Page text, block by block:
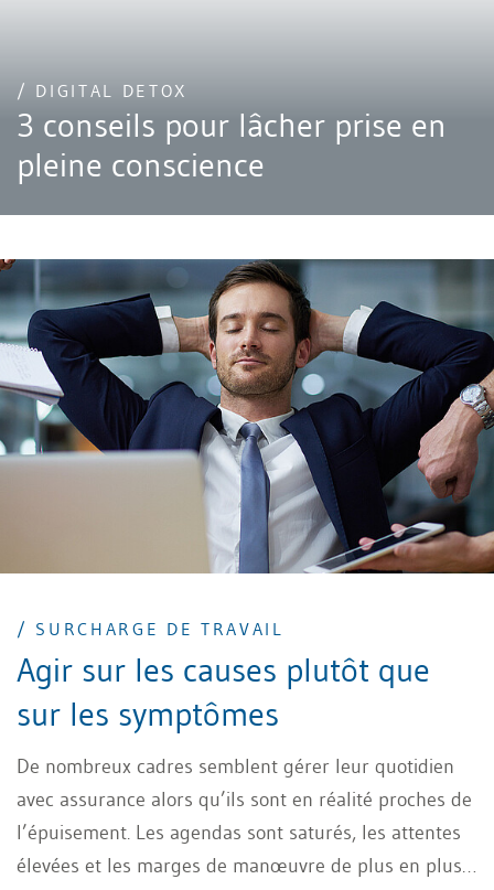
/ DIGITAL DETOX
3 conseils pour lâcher prise en
pleine conscience
/ SURCHARGE DE TRAVAIL
Agir sur les causes plutôt que
sur les symptômes
De nombreux cadres semblent gérer leur quotidien
avec assurance alors qu’ils sont en réalité proches de
l’épuisement. Les agendas sont saturés, les attentes
élevées et les marges de manœuvre de plus en plus